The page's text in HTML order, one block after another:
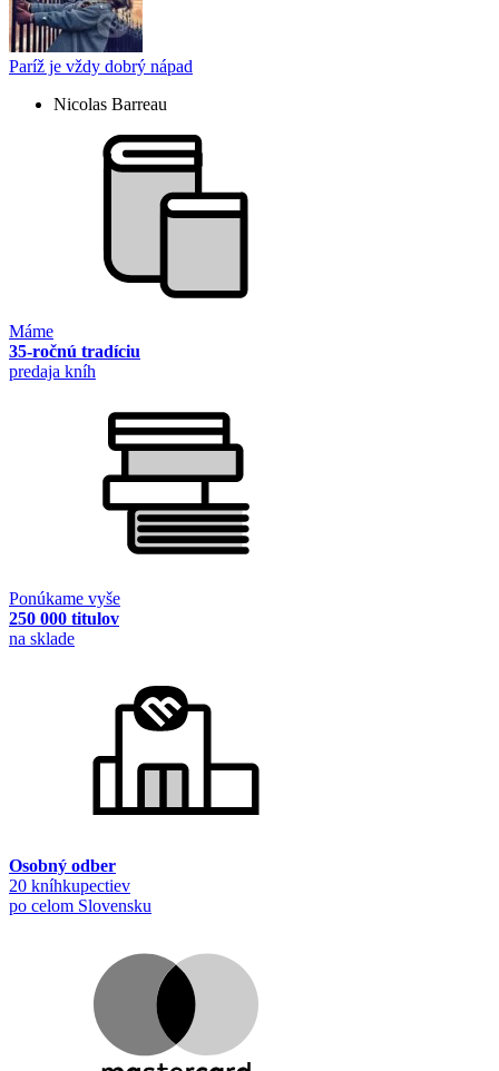
Paríž je vždy dobrý nápad
Nicolas Barreau
Máme
35-ročnú tradíciu
predaja kníh
Ponúkame vyše
250 000 titulov
na sklade
Osobný odber
20 kníhkupectiev
po celom Slovensku